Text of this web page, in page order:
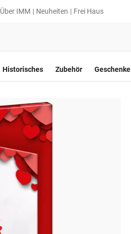
Über IMM Neuheiten Frei Haus
Historisches Zubehör Geschenke